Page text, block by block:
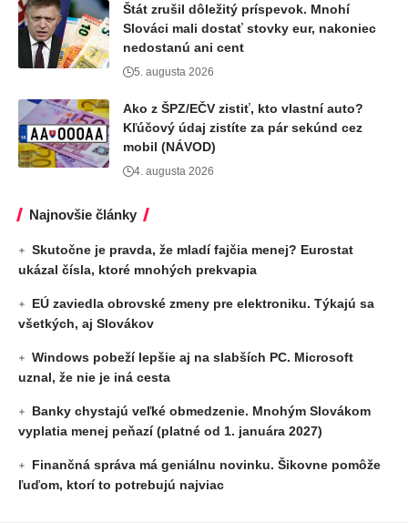
Štát zrušil dôležitý príspevok. Mnohí
Slováci mali dostať stovky eur, nakoniec
nedostanú ani cent
5. augusta 2026
Ako z ŠPZ/EČV zistiť, kto vlastní auto?
Kľúčový údaj zistíte za pár sekúnd cez
mobil (NÁVOD)
4. augusta 2026
Najnovšie články
Skutočne je pravda, že mladí fajčia menej? Eurostat
ukázal čísla, ktoré mnohých prekvapia
EÚ zaviedla obrovské zmeny pre elektroniku. Týkajú sa
všetkých, aj Slovákov
Windows pobeží lepšie aj na slabších PC. Microsoft
uznal, že nie je iná cesta
Banky chystajú veľké obmedzenie. Mnohým Slovákom
vyplatia menej peňazí (platné od 1. januára 2027)
Finančná správa má geniálnu novinku. Šikovne pomôže
ľuďom, ktorí to potrebujú najviac